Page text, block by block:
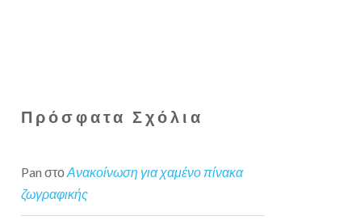
Πρόσφατα Σχόλια
Pan στοΑνακοίνωση για χαμένο πίνακα
ζωγραφικής